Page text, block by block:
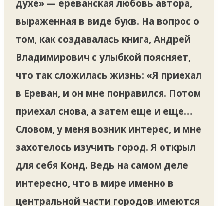
духе» — ереванская любовь автора,
выраженная в виде букв. На вопрос о
том, как создавалась книга, Андрей
Владимирович с улыбкой поясняет,
что так сложилась жизнь: «Я приехал
в Ереван, и он мне понравился. Потом
приехал снова, а затем еще и еще…
Словом, у меня возник интерес, и мне
захотелось изучить город. Я открыл
для себя Конд. Ведь на самом деле
интересно, что в мире именно в
центральной части городов имеются